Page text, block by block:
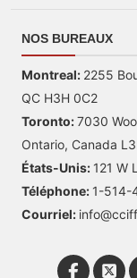
NOS BUREAUX
Montreal: 2255
QC H3H 0C2
Toronto:7030
Ontario, Canada
États-Unis: 121 W
Téléphone: 1-514-
Courriel: